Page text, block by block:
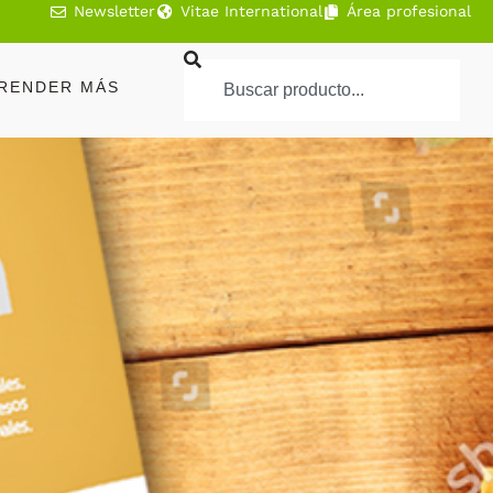
Newsletter Vitae International Área profesional
MÁS